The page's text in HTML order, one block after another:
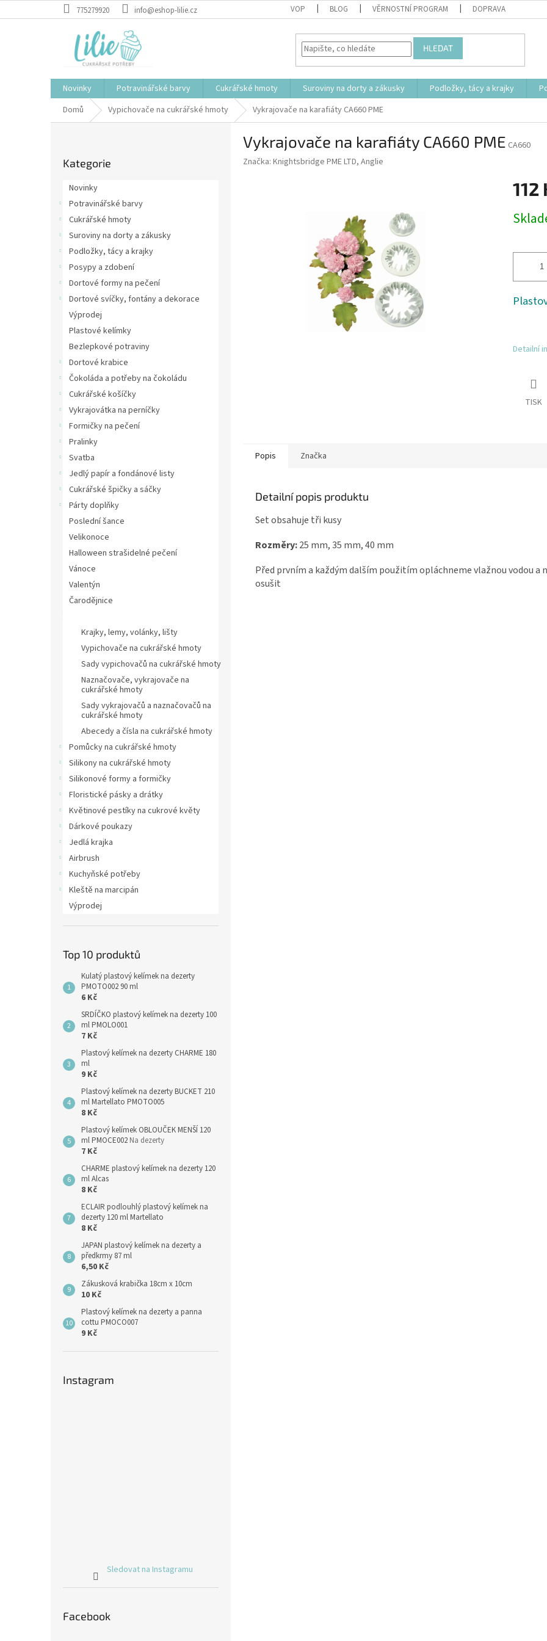
na
775279920 info@eshop-lilie.cz VOP BLOG VĚRNOSTNÍ PROGRAM DOPRAVA
HLEDAT
Novinky Potravinářské barvy Cukrářské hmoty Suroviny na dorty a zákusky Podložky, tácy a krajky
Domů
Vypichovače na cukrářské hmoty Vykrajovače na karafiáty CA660 PME
kategorie
Kategorie
Novinky
Potravinářské barvy
Cukrářské hmoty
Suroviny na dorty a zákusky
Podložky, tácy a krajky
Posypy a zdobení
Dortové formy na pečení
Dortové svíčky, fontány a dekorace
Výprodej
Plastové kelímky
Bezlepkové potraviny
Dortové krabice
Čokoláda a potřeby na čokoládu
Cukrářské košíčky
Vykrajovátka na perníčky
Formičky na pečení
Pralinky
Svatba
Jedlý papír a fondánové listy
Cukrářské špičky a sáčky
Párty doplňky
Poslední šance
Velikonoce
Halloween strašidelné pečení
Vánoce
Valentýn
Čarodějnice
Krajky, lemy, volánky, lišty
Vypichovače na cukrářské hmoty
Sady vypichovačů na cukrářské hmoty
Naznačovače, vykrajovače na
cukrářské hmoty
Sady vykrajovačů a naznačovačů na
cukrářské hmoty
Abecedy a čísla na cukrářské hmoty
Pomůcky na cukrářské hmoty
Silikony na cukrářské hmoty
Silikonové formy a formičky
Floristické pásky a drátky
Květinové pestíky na cukrové květy
Dárkové poukazy
Jedlá krajka
Airbrush
Kuchyňské potřeby
Kleště na marcipán
Výprodej
Top 10 produktů
Kulatý plastový kelímek na dezerty
PMOTO002 90 ml
6 Kč
SRDÍČKO plastový kelímek na dezerty 100
ml PMOLO001
7 Kč
Plastový kelímek na dezerty CHARME 180
ml
9 Kč
Plastový kelímek na dezerty BUCKET 210
ml Martellato PMOTO005
8 Kč
Plastový kelímek OBLOUČEK MENŠÍ 120
ml PMOCE002 Na dezerty
7 Kč
CHARME plastový kelímek na dezerty 120
ml Alcas
8 Kč
ECLAIR podlouhlý plastový kelímek na
dezerty 120 ml Martellato
8 Kč
JAPAN plastový kelímek na dezerty a
předkrmy 87 ml
6,50 Kč
Zákusková krabička 18cm x 10cm
10 Kč
Plastový kelímek na dezerty a panna
cottu PMOCO007
9 Kč
Instagram
Sledovat na Instagramu
Facebook
Vykrajovače na karafiáty CA660 PME CA660
Značka: Knightsbridge PME LTD, Anglie
112
cena:
Detailní
TISK
Popis Značka
Detailní popis produktu
Set obsahuje tři kusy
Rozměry:25 mm, 35 mm, 40 mm
Před prvním a každým dalším použitím opláchneme vlažnou vodou a
osušit